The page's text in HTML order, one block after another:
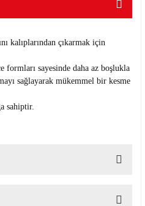
kalıplarından çıkarmak için
formları sayesinde daha az boşlukla
sağlayarak mükemmel bir kesme
sahiptir.